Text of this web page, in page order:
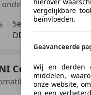
Seidel Automobile
DE-31515 Wunstorf
Cooper Cabrio
1.Hand, wenig
vergelijkbare
beïnvloeden.
Geavanceerde
Wij en derden
middelen,
onze website,
en een